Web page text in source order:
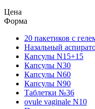
Цена
Форма
20 пакетиков с
Назальный
Капсулы N15+15
Капсулы N30
Капсулы N60
Капсулы N90
Таблетки №36
ovule vaginale N10